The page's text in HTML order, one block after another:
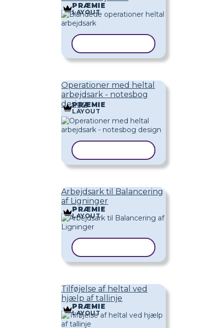
PRÆMIE
LAYOUT
Operationer med heltal
arbejdsark - notesbog
design
PRÆMIE
LAYOUT
Arbejdsark til Balancering
af Ligninger
PRÆMIE
LAYOUT
Tilføjelse af heltal ved
hjælp af tallinje
PRÆMIE
LAYOUT